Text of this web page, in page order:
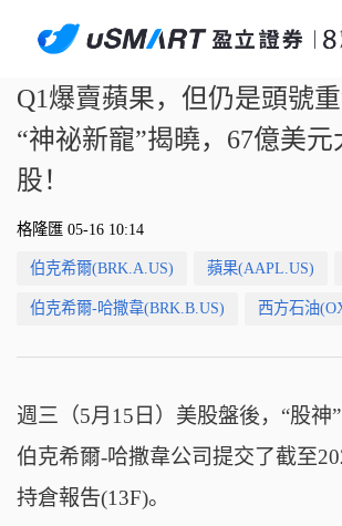
Q1爆賣蘋果，但仍是頭號
“神祕新寵”揭曉，67億美元
股！
格隆匯 05-16 10:14
伯克希爾(BRK.A.US) 蘋果(AAPL.US)
伯克希爾-哈撒韋(BRK.B.US) 西方石油
週三（5月15日）美股盤後， “股神
伯克希爾-哈撒韋公司提交了截至
持倉報吿(13F)。